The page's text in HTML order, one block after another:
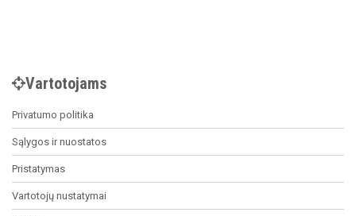
Vartotojams
Privatumo politika
Sąlygos ir nuostatos
Pristatymas
Vartotojų nustatymai